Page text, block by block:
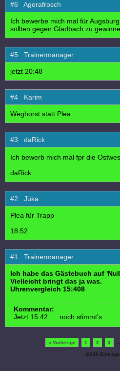
#6 Agorafrosch
Ich bewerbe mich mal für
sollten gegen Gladbach zu
#5 Trainermanager
jetzt 20:48
#4 Karim
Weghorst statt Plea
#3 daRick
Ich bewerb mich mal fpr die
daRick
#2 Jüka
Plea für Trapp
18:52
#1 Trainermanager
Ich habe das Gästebuch auf
Vielleicht bringt das ja was.
Uhrenvergleich 15:408
Kommentar:
Jetzt 15:42 .... noch stimmt's
« Vorherige 1 2 3
(6030